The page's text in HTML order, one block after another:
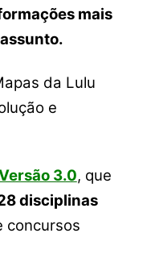
mais
da Lulu
e
3.0, que
disciplinas
concursos